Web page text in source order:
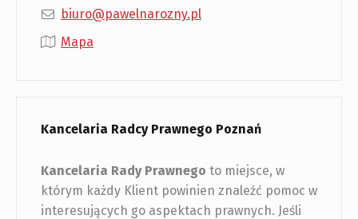
biuro@pawelnarozny.pl
Mapa
Kancelaria Radcy Prawnego Poznań
Kancelaria Rady Prawnego to miejsce, w
którym każdy Klient powinien znaleźć pomoc w
interesujących go aspektach prawnych. Jeśli